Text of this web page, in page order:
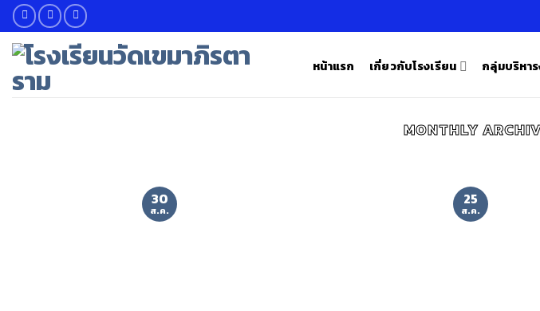
Skip
to
content
หน้าแรก เกี่ยวกับโรงเรียน กลุ่มบริหา
MONTHLY
30
ส.ค.
25
ส.ค.